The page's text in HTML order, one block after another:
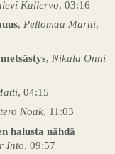
Kullervo, 03:16
, Peltomaa Martti,
, Nikula Onni
, 04:15
Noak, 11:03
halusta nähdä
Into, 09:57